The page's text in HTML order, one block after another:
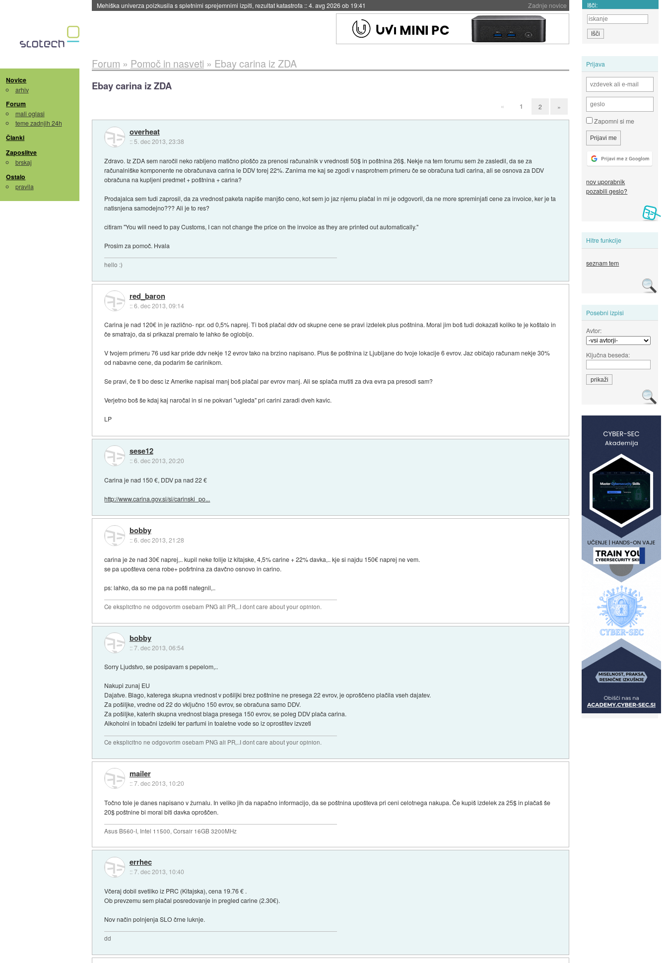
Zadnje novice
Evropska vesoljska agencija razvija svojo raketo za večkratno uporabo::4. avg 2026 ob 19:41 Išči:
Novice
arhiv
Forum
mali oglasi
teme zadnjih 24h
Članki
Zaposlitve
brskaj
Ostalo
pravila
Prijava
Zapomni si me
nov uporabnik
pozabili geslo?
Hitre funkcije
seznam tem
Posebni izpisi
Avtor:
Ključna beseda:
Forum » Pomoč in nasveti » Ebay carina iz ZDA
Ebay carina iz ZDA
« 1 2 »
overheat
:: 5. dec 2013, 23:38
Zdravo. Iz ZDA sem naročil neko rabljeno matično ploščo za prenosi računalnik v vrednosti 50$ in poštnina 26$. Nekje na tem forumu sem že zasledil, da se za
računalniške komponente ne obračunava carina le DDV torej 22%. Zanima me kaj se zgodi v nasprotnem primeru če se obračuna tudi carina, ali se osnova za DDV
obračuna na kupljeni predmet + poštnina + carina?
Prodajalca sem tudi zaprosil, da za vrednost paketa napiše manjšo ceno, kot sem jo jaz njemu plačal in mi je odgovoril, da ne more spreminjati cene za invoice, ker je ta
natisnjena samodejno??? Ali je to res?
citiram "You will need to pay Customs, I can not change the price on the invoice as they are printed out automatically."
Prosim za pomoč. Hvala
hello :)
red_baron
::6. dec 2013, 09:14
Carina je nad 120€ in je različno- npr. od 0,5% naprej. Ti boš plačal ddv od skupne cene se pravi izdelek plus poštnina. Moral jim boš tudi dokazati koliko te je koštalo in
če smatrajo, da si prikazal premalo te lahko še oglobijo.
V tvojem primeru 76 usd kar pride ddv nekje 12 evrov tako na brzino napisano. Plus še poštnina iz Ljubljane do tvoje lokacije 6 evrov. Jaz običajo računam nekje 30%
od nabavne cene, da podarim še carinikom.
Se pravi, če ti bo desc iz Amerike napisal manj boš plačal par evrov manj. Ali se splača mutiti za dva evra pa presodi sam?
Verjetno boš še kdaj kaj naročal in si ne pokvari "ugleda" pri carini zaradi dveh kavic.
LP
sese12
::6. dec 2013, 20:20
Carina je nad 150 €, DDV pa nad 22 €
http://www.carina.gov.si/si/carinski_po...
bobby
::6. dec 2013, 21:28
carina je že nad 30€ naprej,.. kupil neke folije iz kitajske, 4,5% carine + 22% davka,.. kje si najdu 150€ naprej ne vem.
se pa upošteva cena robe+ pošrtnina za davčno osnovo in carino.
ps: lahko, da so me pa na pošti nategnil,..
Ce eksplicitno ne odgovorim osebam PNG ali PR,..I dont care about your opinion.
bobby
::7. dec 2013, 06:54
Sorry Ljudstvo, se posipavam s pepelom,..
Nakupi zunaj EU
Dajatve. Blago, katerega skupna vrednost v pošiljki brez poštnine ne presega 22 evrov, je oproščeno plačila vseh dajatev.
Za pošiljke, vredne od 22 do vključno 150 evrov, se obračuna samo DDV.
Za pošiljke, katerih skupna vrednost blaga presega 150 evrov, se poleg DDV plača carina.
Alkoholni in tobačni izdelki ter parfumi in toaletne vode so iz oprostitev izvzeti
Ce eksplicitno ne odgovorim osebam PNG ali PR,..I dont care about your opinion.
mailer
::7. dec 2013, 10:20
Točno tole je danes napisano v žurnalu. In veliko jih da napačno informacijo, da se poštnina upošteva pri ceni celotnega nakupa. Če kupiš izdelek za 25$ in plačaš še
20$ poštnine bi moral biti davka oproščen.
Asus B560-I, Intel 11500, Corsair 16GB 3200MHz
errhec
::7. dec 2013, 10:40
Včeraj dobil svetilko iz PRC (Kitajska), cena 19.76 € .
Ob prevzemu sem plačal posredovanje in pregled carine (2.30€).
Nov način polnjenja SLO črne luknje.
dd